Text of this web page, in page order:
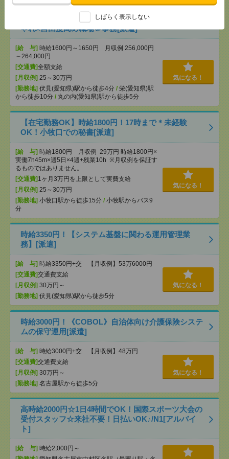
しばらく表示しない
時給1600円＊在宅勤務OK！直接雇用実績あり！おし
ゃれ×自由度高め職場＠事務[派遣]
[給 与] 時給1600円～1650円 月収例 256,000円
～264,000円
[交通費]全額支給
[月収例] 25～30万円
[勤務地] 伏見(愛知県)駅から徒歩4分 / 栄(愛知県)駅
から徒歩10分 / 丸の内(愛知県)駅から徒歩5分
気になる！
【在宅勤務OK】時給1800円！17時まで＊未経験
OK！小牧口での秘書[派遣]
[給 与] 時給1800円 月収例 29万円 時給1800円×
実働7h45m×週5日×4週+残業10h ※月収例を保証す
るものではありません。
[交通費] 1ヶ月3万円を上限として実費支給
[月収例] 25～30万円
[勤務地] 小牧口駅から徒歩15分 / 小牧駅からバス9
分
気になる！
時給3350円！【システム基盤に関わる運用管理業
務】[派遣]
[給 与] 時給3350円+交 【月収例】53万6000円
[交通費]交通費支給
[月収例] 30万円～
[勤務地] 伏見(愛知県)駅から徒歩5分
気になる！
時給3000円！《COBOL》自治体向け介護保険システ
ムの保守運用[派遣]
[給 与] 時給3000円+交 【月収例】48万円
[交通費]交通費支給
[月収例] 30万円～
[勤務地] 名古屋駅から徒歩5分
気になる！
高時給2000円☆1日4時間でOK！国際スポーツ大会の
受付スタッフ☆来社不要！日払いOK♪/N1[アルバイ
ト]
[給 与] 時給2,000円～